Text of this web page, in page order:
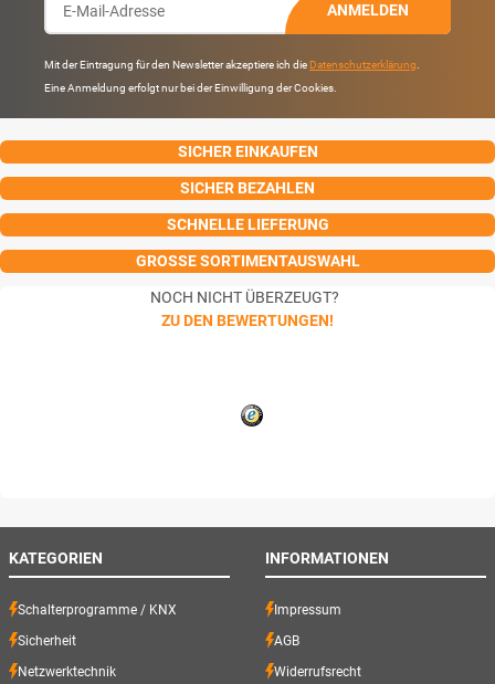
ANMELDEN
Mit der Eintragung für den Newsletter akzeptiere ich die Datenschutzerklärung.
Eine Anmeldung erfolgt nur bei der Einwilligung der Cookies.
SICHER EINKAUFEN
SICHER BEZAHLEN
SCHNELLE LIEFERUNG
GROSSE SORTIMENTAUSWAHL
NOCH NICHT ÜBERZEUGT?
ZU DEN BEWERTUNGEN!
KATEGORIEN
Schalterprogramme / KNX
Sicherheit
Netzwerktechnik
INFORMATIONEN
Impressum
AGB
Widerrufsrecht